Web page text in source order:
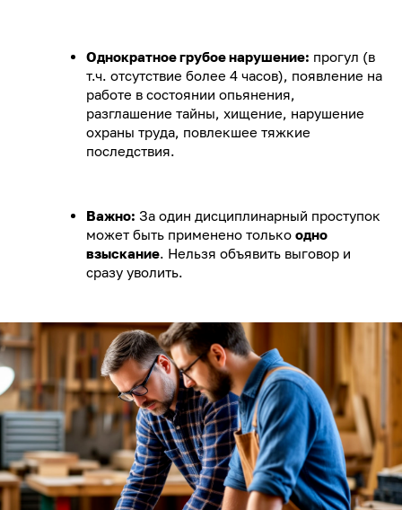
Однократное грубое нарушение: прогул (в
т.ч. отсутствие более 4 часов), появление на
работе в состоянии опьянения,
разглашение тайны, хищение, нарушение
охраны труда, повлекшее тяжкие
последствия.
Важно: За один дисциплинарный проступок
может быть применено только одно
взыскание. Нельзя объявить выговор и
сразу уволить.